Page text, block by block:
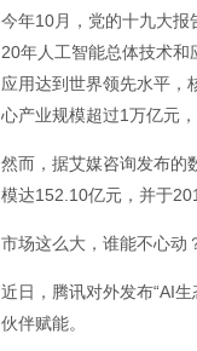
今年10月，党的十九大报
20年人工智能总体技术
应用达到世界领先水平，
心产业规模超过1万亿元
然而，据艾媒咨询发布的
模达152.10亿元，并于
市场这么大，谁能不心动
近日，腾讯对外发布“AI
伙伴赋能。